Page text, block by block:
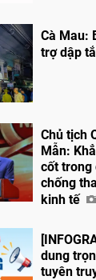
Cà Mau:
trợ dập
Chủ tịch
Mẫn:
cốt trong
chống
kinh tế
dung
tuyên